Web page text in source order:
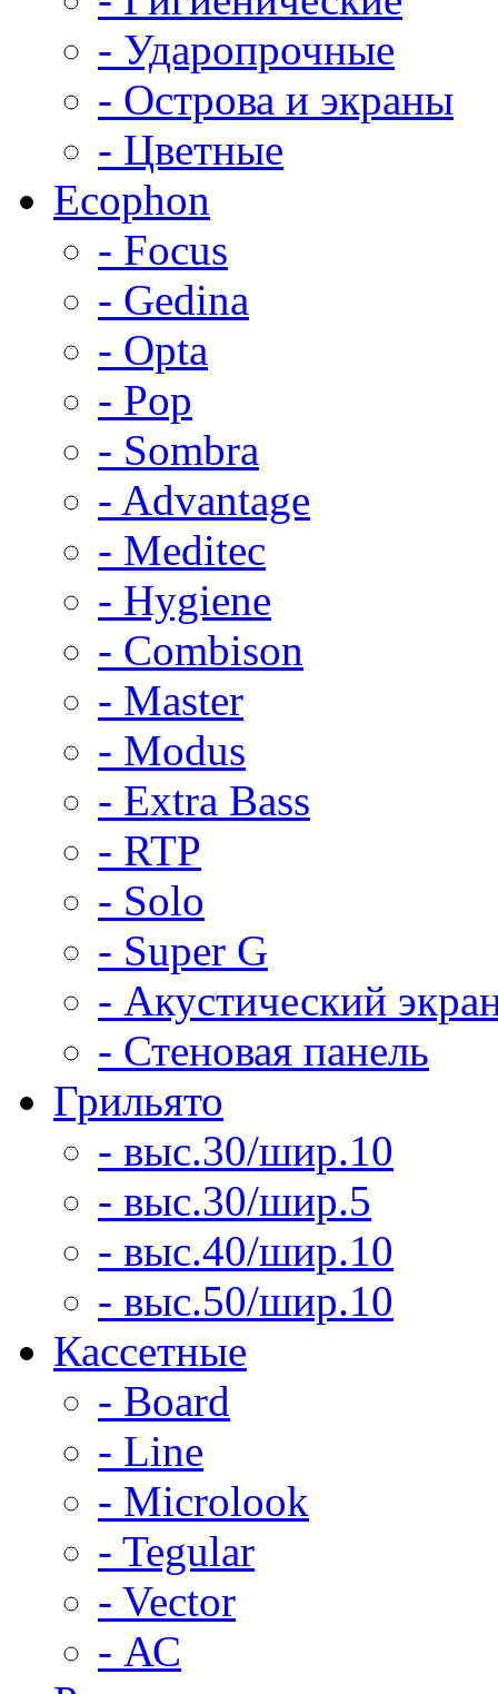
- Ударопрочные
- Острова и экраны
- Цветные
Ecophon
- Focus
- Gedina
- Opta
- Pop
- Sombra
- Advantage
- Meditec
- Hygiene
- Combison
- Master
- Modus
- Extra Bass
- RTP
- Solo
- Super G
- Акустический
- Стеновая панель
Грильято
- выс.30/шир.10
- выс.30/шир.5
- выс.40/шир.10
- выс.50/шир.10
Кассетные
- Board
- Line
- Microlook
- Tegular
- Vector
- АС